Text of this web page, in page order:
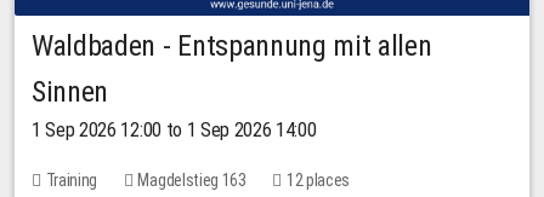
Waldbaden - Entspannung mit allen
Sinnen
1 Sep 2026 12:00 to 1 Sep 2026 14:00
Training Magdelstieg 163 12 places